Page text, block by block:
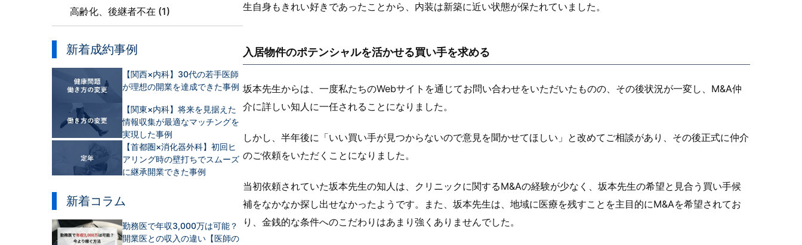
高齢化、後継者不在 (1)
新着成約事例
【関西×内科】30代の若手医師
が理想の開業を達成できた事例
【関東×内科】将来を見据えた
情報収集が最適なマッチングを
実現した事例
【首都圏×消化器外科】初回ヒ
アリング時の壁打ちでスムーズ
に継承開業できた事例
新着コラム
勤務医で年収3,000万は可能？
開業医との収入の違い【医師の
生自身もきれい好きであったことから、内装は新築に近い状態が保たれていました。
入居物件のポテンシャルを活かせる買い手を求める
坂本先生からは、一度私たちのWebサイトを通じてお問い合わせをいただいたものの、その後状況が一変し、M&A仲
介に詳しい知人に一任されることになりました。
しかし、半年後に「いい買い手が見つからないので意見を聞かせてほしい」と改めてご相談があり、その後正式に仲介
のご依頼をいただくことになりました。
当初依頼されていた坂本先生の知人は、クリニックに関するM&Aの経験が少なく、坂本先生の希望と見合う買い手候
補をなかなか探し出せなかったようです。また、坂本先生は、地域に医療を残すことを主目的にM&Aを希望されてお
り、金銭的な条件へのこだわりはあまり強くありませんでした。